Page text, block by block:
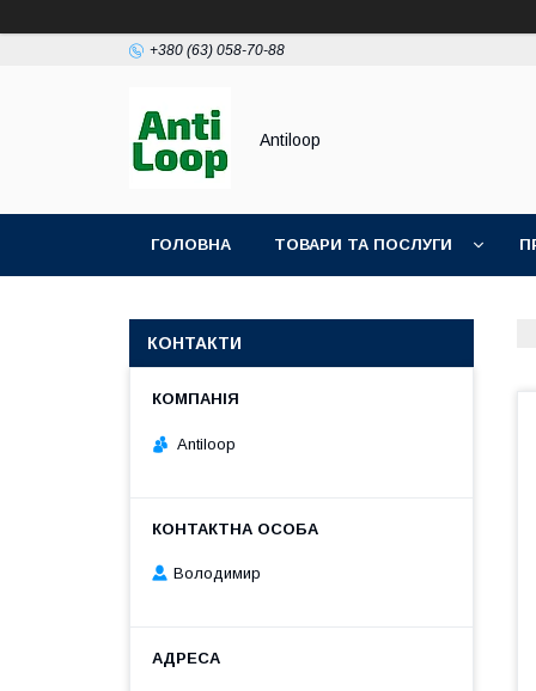
+380 (63) 058-70-88
Antiloop
ГОЛОВНА ТОВАРИ ТА ПОСЛУГИ
КОНТАКТИ
Antiloop
Володимир